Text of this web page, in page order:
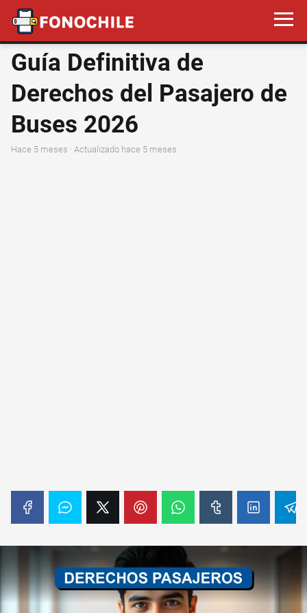
Guía Definitiva de
Derechos del Pasajero de
Buses 2026
hace 5 meses · Actualizado hace 5 meses